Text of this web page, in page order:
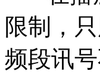
限制，
频段讯